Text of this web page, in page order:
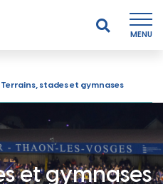
MENU
Terrains, stades et gymnases
et gymnases